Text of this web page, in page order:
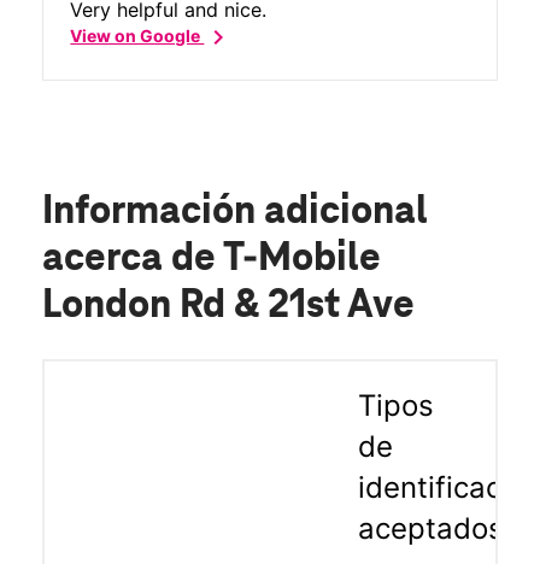
Very helpful and nice.
View on Googlechevron_right
Información adicional
acerca de T-Mobile
London Rd & 21st Ave
Tipos
de
aceptados